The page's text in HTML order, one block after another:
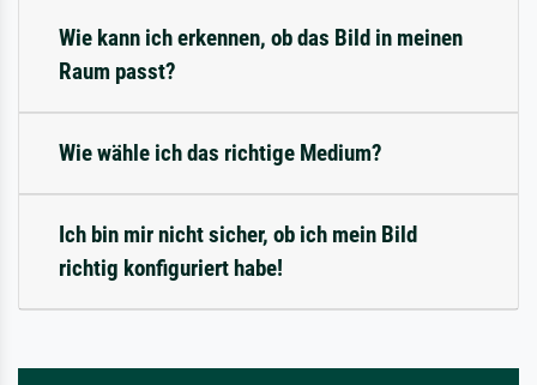
Wie kann ich erkennen, ob das Bild in meinen
Raum passt?
Wie wähle ich das richtige Medium?
Ich bin mir nicht sicher, ob ich mein Bild
richtig konfiguriert habe!